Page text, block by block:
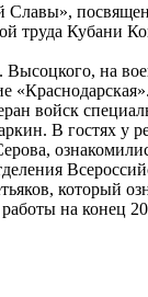
Славы»,
труда Кубани
на
«Краснодарская».
войск
В гостях
который
на конец